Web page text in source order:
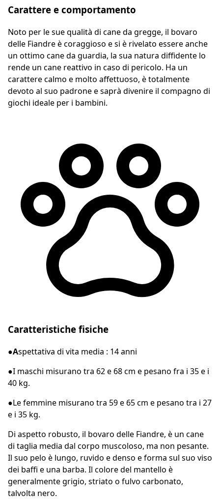
Carattere e comportamento
Noto per le sue qualità di cane da gregge, il bovaro
delle Fiandre è coraggioso e si è rivelato essere anche
un ottimo cane da guardia, la sua natura diffidente lo
rende un cane reattivo in caso di pericolo. Ha un
carattere calmo e molto affettuoso, è totalmente
devoto al suo padrone e saprà divenire il compagno di
giochi ideale per i bambini.
Caratteristiche fisiche
●Aspettativa di vita media : 14 anni
●I maschi misurano tra 62 e 68 cm e pesano fra i 35 e i
40 kg.
●Le femmine misurano tra 59 e 65 cm e pesano tra i 27
e i 35 kg.
Di aspetto robusto, il bovaro delle Fiandre, è un cane
di taglia media dal corpo muscoloso, ma non pesante.
Il suo pelo è lungo, ruvido e denso e forma sul suo viso
dei baffi e una barba. Il colore del mantello è
generalmente grigio, striato o fulvo carbonato,
talvolta nero.